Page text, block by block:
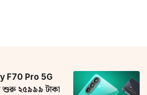
F70 Pro 5G
শুরু ২৫৯৯৯ টাকা